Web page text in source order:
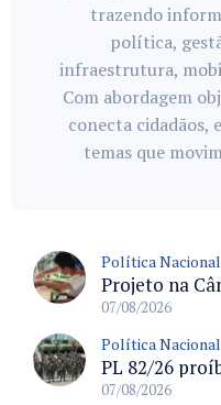
trazendo
política,
infraestrutura,
Com abordagem
conecta cidadãos,
temas que
Política Nacional
07/08/2026
Política Nacional
07/08/2026